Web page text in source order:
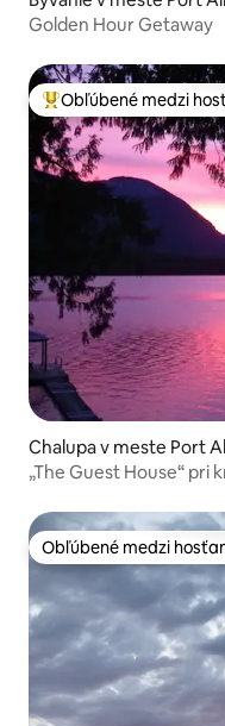
Golden Hour Getaway
Najobľúbenejšie medzi
Obľúbené medzi
Chalupa v meste Port
„The Guest House“ pri
Obľúbené medzi
Obľúbené medzi